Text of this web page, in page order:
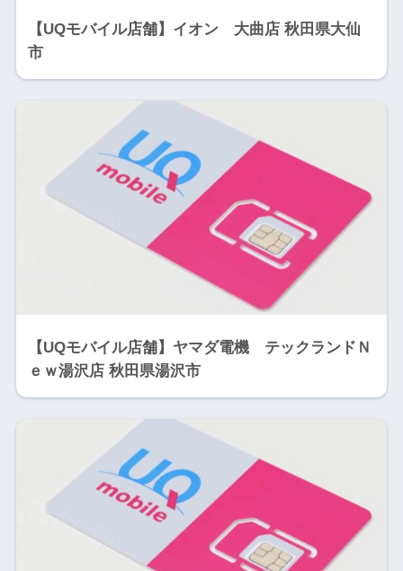
【UQモバイル店舗】イオン 大曲店 秋田県大仙
市
【UQモバイル店舗】ヤマダ電機 テックランドＮ
ｅｗ湯沢店 秋田県湯沢市